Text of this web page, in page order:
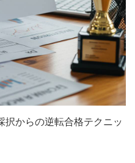
択からの逆転合格テクニッ